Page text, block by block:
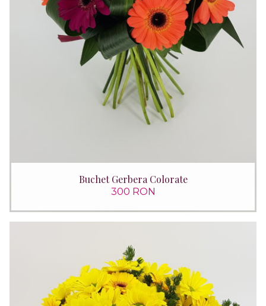
Buchet Gerbera Colorate
300 RON